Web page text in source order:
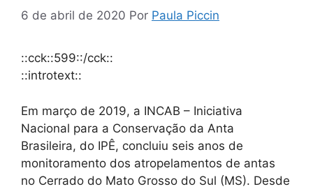
6 de abril de 2020 Por Paula Piccin
::cck::599::/cck::
::introtext::
Em março de 2019, a INCAB – Iniciativa
Nacional para a Conservação da Anta
Brasileira, do IPÊ, concluiu seis anos de
monitoramento dos atropelamentos de antas
no Cerrado do Mato Grosso do Sul (MS). Desde